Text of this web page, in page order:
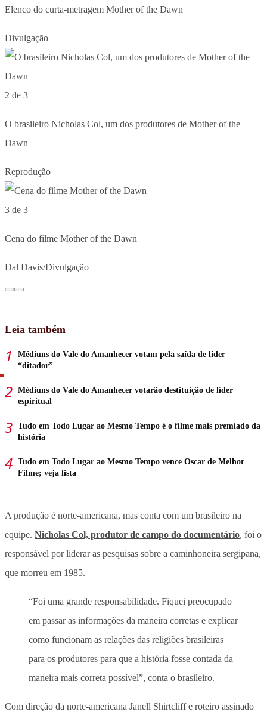
Elenco do curta-metragem Mother of the Dawn
Divulgação
2 de 3
O brasileiro Nicholas Col, um dos produtores de Mother of the
Dawn
Reprodução
3 de 3
Cena do filme Mother of the Dawn
Dal Davis/Divulgação
Leia também
Médiuns do Vale do Amanhecer votam pela saída de líder
“ditador”
Médiuns do Vale do Amanhecer votarão destituição de líder
espiritual
Tudo em Todo Lugar ao Mesmo Tempo é o filme mais premiado da
história
Tudo em Todo Lugar ao Mesmo Tempo vence Oscar de Melhor
Filme; veja lista
A produção é norte-americana, mas conta com um brasileiro na
equipe. Nicholas Col, produtor de campo do documentário, foi o
responsável por liderar as pesquisas sobre a caminhoneira sergipana,
que morreu em 1985.
“Foi uma grande responsabilidade. Fiquei preocupado
em passar as informações da maneira corretas e explicar
como funcionam as relações das religiões brasileiras
para os produtores para que a história fosse contada da
maneira mais correta possível”, conta o brasileiro.
Com direção da norte-americana Janell Shirtcliff e roteiro assinado